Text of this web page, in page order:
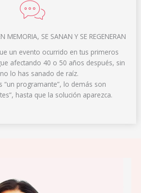
MEMORIA, SE SANAN Y SE REGENERAN
un evento ocurrido en tus primeros
afectando 40 o 50 años después, sin
lo has sanado de raíz.
“un programante”, lo demás son
hasta que la solución aparezca.